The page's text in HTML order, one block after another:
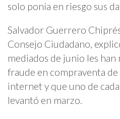
solo ponía en riesgo sus
Salvador Guerrero
Consejo Ciudadano,
mediados de junio les
fraude en compraventa
internet y que uno de
levantó en marzo.